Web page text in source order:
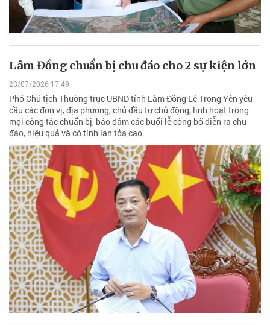
Lâm Đồng chuẩn bị chu đáo cho 2 sự kiện lớn
23/07/2026 17:49
Phó Chủ tịch Thường trực UBND tỉnh Lâm Đồng Lê Trọng Yên yêu
cầu các đơn vị, địa phương, chủ đầu tư chủ động, linh hoạt trong
mọi công tác chuẩn bị, bảo đảm các buổi lễ công bố diễn ra chu
đáo, hiệu quả và có tính lan tỏa cao.